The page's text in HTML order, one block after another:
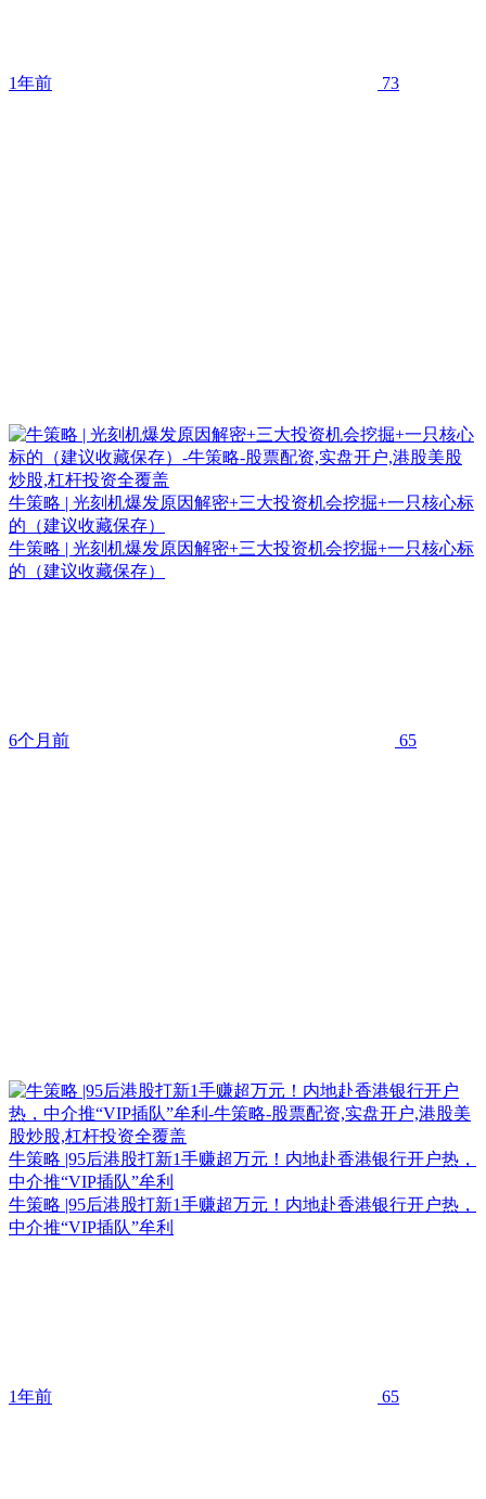
1年前 73
牛策略 | 光刻机爆发原因解密+三大投资机会挖掘+一只核心标
的（建议收藏保存）
牛策略 | 光刻机爆发原因解密+三大投资机会挖掘+一只核心标
的（建议收藏保存）
6个月前 65
牛策略 |95后港股打新1手赚超万元！内地赴香港银行开户热，
中介推“VIP插队”牟利
牛策略 |95后港股打新1手赚超万元！内地赴香港银行开户热，
中介推“VIP插队”牟利
1年前 65